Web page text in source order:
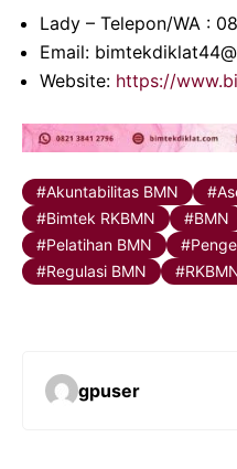
Lady – Telepon/WA :
Email:
Website: https://
Akuntabilitas BMN
Bimtek RKBMN
BMN
Pelatihan BMN
Regulasi BMN
gpuser